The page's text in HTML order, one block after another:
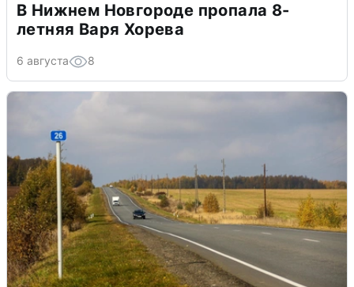
В Нижнем Новгороде пропала 8-
летняя Варя Хорева
6 августа 8